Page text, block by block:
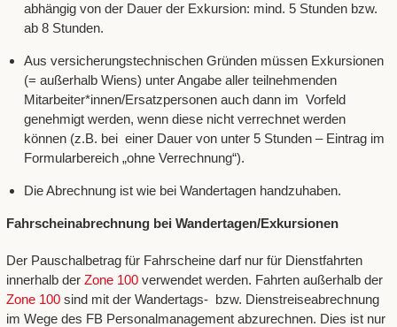
abhängig von der Dauer der Exkursion: mind. 5 Stunden bzw.
ab 8 Stunden.
Aus versicherungstechnischen Gründen müssen Exkursionen
(= außerhalb Wiens) unter Angabe aller teilnehmenden
Mitarbeiter*innen/Ersatzpersonen auch dann im Vorfeld
genehmigt werden, wenn diese nicht verrechnet werden
können (z.B. bei einer Dauer von unter 5 Stunden – Eintrag im
Formularbereich „ohne Verrechnung“).
Die Abrechnung ist wie bei Wandertagen handzuhaben.
Fahrscheinabrechnung bei Wandertagen/Exkursionen
Der Pauschalbetrag für Fahrscheine darf nur für Dienstfahrten
innerhalb der Zone 100verwendet werden. Fahrten außerhalb der
Zone 100sind mit der Wandertags- bzw. Dienstreiseabrechnung
im Wege des FB Personalmanagement abzurechnen. Dies ist nur